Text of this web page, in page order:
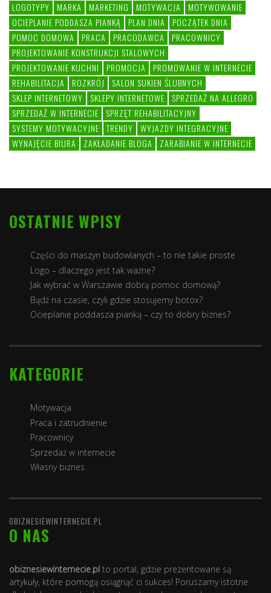
LOGOTYPY
MARKA MARKETING MOTYWACJA
MOTYWOWANIE
OCIEPLANIE PODDASZA PIANKĄ
PLAN DNIA
POCZĄTEK DNIA
POMOC DOMOWA
PRACA PRACODAWCA
PRACOWNICY
PROJEKTOWANIE KONSTRUKCJI STALOWYCH
PROJEKTOWANIE KUCHNI
PROMOCJA
PROMOWANIE W INTERNECIE
REHABILITACJA
ROZKRÓJ
SALON SUKIEN ŚLUBNYCH
SKLEP INTERNETOWY
SKLEPY INTERNETOWE
SPRZEDAŻ NA ALLEGRO
SPRZEDAŻ W INTERNECIE
SPRZĘT REHABILITACYJNY
SYSTEMY MOTYWACYJNE
TRENDY
WYJAZDY INTEGRACYJNE
WYNAJĘCIE BIURA
ZAKŁADANIE BLOGA ZARABIANIE W INTERNECIE
OSTATNIE WPISY
Części do maszyn budowlanych – to nie takie proste
Logo – dlaczego jest tak ważne?
Jak wybrać w Warszawie dobrą pomoc domową?
Bądź na czasie, czyli gdzie stosujemy botox?
Ocieplanie poddasza pianką – czy to dobry biznes?
KATEGORIE
Motywacja
Praca i zatrudnienie
Pracownicy
Sprzedaż w internecie
Własny biznes
OBIZNESIEWINTERNECIE.PL
O NAS
obiznesiewinternecie.pl to portal, gdzie prezentowane są
artykuły, które pomogą osiągnąć ci sukces! Poruszamy istotne